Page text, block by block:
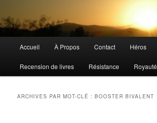
principal
Accueil À Propos Contact Héros
Recension de livres Résistance Royauté
ARCHIVES PAR MOT-CLÉ :BOOSTER BIVALENT